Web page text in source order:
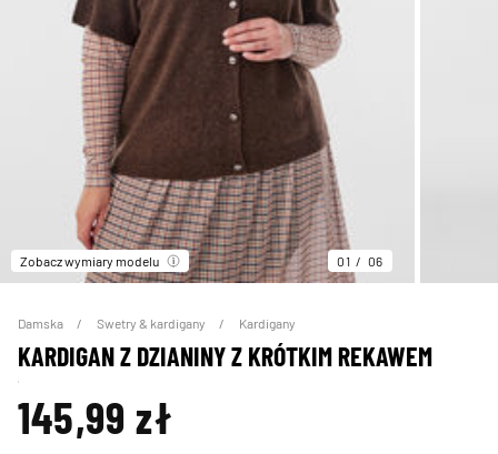
Zobacz wymiary modelu 01 06
Damska Swetry & kardigany Kardigany
KARDIGAN Z DZIANINY Z KRÓTKIM REKAWEM
145,99 zł